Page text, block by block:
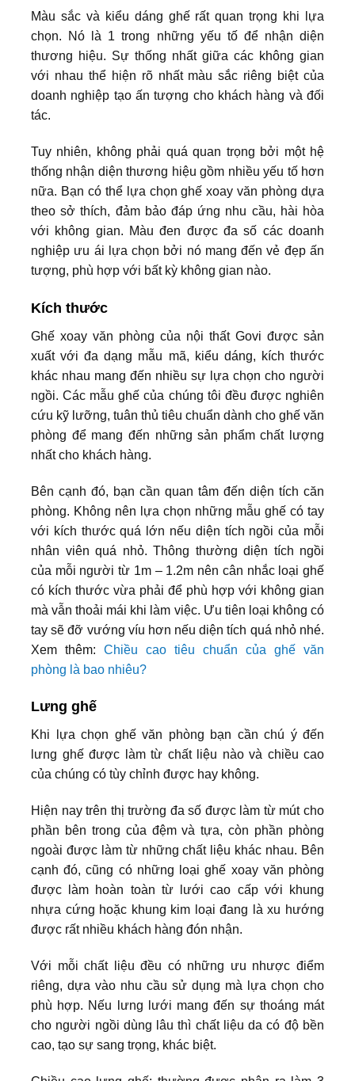
Màu sắc và kiểu dáng ghế rất quan trọng khi lựa
chọn. Nó là 1 trong những yếu tố để nhận diện
thương hiệu. Sự thống nhất giữa các không gian
với nhau thể hiện rõ nhất màu sắc riêng biệt của
doanh nghiệp tạo ấn tượng cho khách hàng và đối
tác.
Tuy nhiên, không phải quá quan trọng bởi một hệ
thống nhận diện thương hiệu gồm nhiều yếu tố hơn
nữa. Bạn có thể lựa chọn ghế xoay văn phòng dựa
theo sở thích, đảm bảo đáp ứng nhu cầu, hài hòa
với không gian. Màu đen được đa số các doanh
nghiệp ưu ái lựa chọn bởi nó mang đến vẻ đẹp ấn
tượng, phù hợp với bất kỳ không gian nào.
Kích thước
Ghế xoay văn phòng của nội thất Govi được sản
xuất với đa dạng mẫu mã, kiểu dáng, kích thước
khác nhau mang đến nhiều sự lựa chọn cho người
ngồi. Các mẫu ghế của chúng tôi đều được nghiên
cứu kỹ lưỡng, tuân thủ tiêu chuẩn dành cho ghế văn
phòng để mang đến những sản phẩm chất lượng
nhất cho khách hàng.
Bên cạnh đó, bạn cần quan tâm đến diện tích căn
phòng. Không nên lựa chọn những mẫu ghế có tay
với kích thước quá lớn nếu diện tích ngồi của mỗi
nhân viên quá nhỏ. Thông thường diện tích ngồi
của mỗi người từ 1m – 1.2m nên cân nhắc loại ghế
có kích thước vừa phải để phù hợp với không gian
mà vẫn thoải mái khi làm việc. Ưu tiên loại không có
tay sẽ đỡ vướng víu hơn nếu diện tích quá nhỏ nhé.
Xem thêm: Chiều cao tiêu chuẩn của ghế văn
phòng là bao nhiêu?
Lưng ghế
Khi lựa chọn ghế văn phòng bạn cần chú ý đến
lưng ghế được làm từ chất liệu nào và chiều cao
của chúng có tùy chỉnh được hay không.
Hiện nay trên thị trường đa số được làm từ mút cho
phần bên trong của đệm và tựa, còn phần phòng
ngoài được làm từ những chất liệu khác nhau. Bên
cạnh đó, cũng có những loại ghế xoay văn phòng
được làm hoàn toàn từ lưới cao cấp với khung
nhựa cứng hoặc khung kim loại đang là xu hướng
được rất nhiều khách hàng đón nhận.
Với mỗi chất liệu đều có những ưu nhược điểm
riêng, dựa vào nhu cầu sử dụng mà lựa chọn cho
phù hợp. Nếu lưng lưới mang đến sự thoáng mát
cho người ngồi dùng lâu thì chất liệu da có độ bền
cao, tạo sự sang trọng, khác biệt.